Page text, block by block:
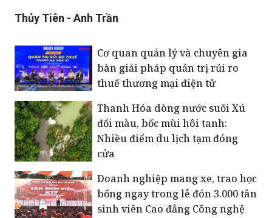
Cơ quan quản lý và chuyên gia
thuế thương mại điện tử
Thanh Hóa dòng nước suối Xú
đổi màu, bốc mùi hôi tanh:
Nhiều điểm du lịch tạm đóng
cửa
Doanh nghiệp mang xe, trao học
bổng ngay trong lễ đón 3.000 tân
sinh viên Cao đẳng Công nghệ
cao Hà Nội